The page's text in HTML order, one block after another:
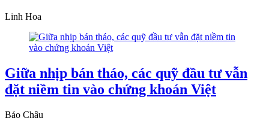
Linh Hoa
Giữa nhịp bán tháo, các quỹ đầu tư vẫn
đặt niềm tin vào chứng khoán Việt
Bảo Châu